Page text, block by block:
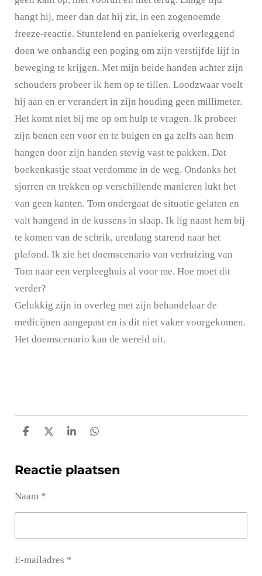
hangt hij, meer dan dat hij zit, in een zogenoemde
freeze-reactie. Stuntelend en paniekerig overleggend
doen we onhandig een poging om zijn verstijfde lijf in
beweging te krijgen. Met mijn beide handen achter zijn
schouders probeer ik hem op te tillen. Loodzwaar voelt
hij aan en er verandert in zijn houding geen millimeter.
Het komt niet bij me op om hulp te vragen. Ik probeer
zijn benen een voor en te buigen en ga zelfs aan hem
hangen door zijn handen stevig vast te pakken. Dat
boekenkastje staat verdomme in de weg. Ondanks het
sjorren en trekken op verschillende manieren lukt het
van geen kanten. Tom ondergaat de situatie gelaten en
valt hangend in de kussens in slaap. Ik lig naast hem bij
te komen van de schrik, urenlang starend naar het
plafond. Ik zie het doemscenario van verhuizing van
Tom naar een verpleeghuis al voor me. Hoe moet dit
verder?
Gelukkig zijn in overleg met zijn behandelaar de
medicijnen aangepast en is dit niet vaker voorgekomen.
Het doemscenario kan de wereld uit.
D
e
n
D
l
S
r
D
e
n
Reactie plaatsen
Naam *
E-mailadres *